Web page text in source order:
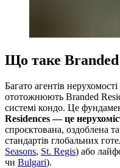
Що таке Branded
Багато агентів
ототожнюють Branded
системі кондо. Це
Residences — це
спроєктована, оздоблена
стандартів глобальних
Seasons, St. Regis) або
чи Bulgari).